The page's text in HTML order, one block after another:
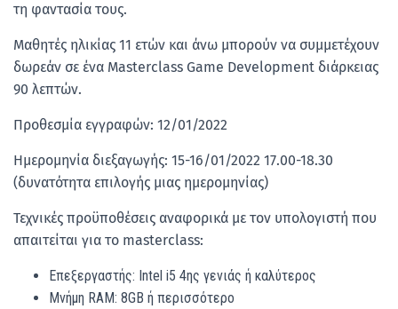
τη φαντασία τους.
Μαθητές ηλικίας 11 ετών και άνω μπορούν να συμμετέχουν
δωρεάν σε ένα Masterclass Game Development διάρκειας
90 λεπτών.
Προθεσμία εγγραφών: 12/01/2022
Ημερομηνία διεξαγωγής: 15-16/01/2022 17.00-18.30
(δυνατότητα επιλογής μιας ημερομηνίας)
Τεχνικές προϋποθέσεις αναφορικά με τον υπολογιστή που
απαιτείται για το masterclass:
Επεξεργαστής: Intel i5 4ης γενιάς ή καλύτερος
Μνήμη RAM: 8GB ή περισσότερο